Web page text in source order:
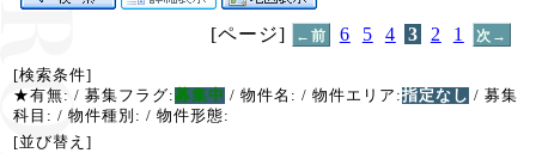
[ページ] ←前 6 5 4 3 2 1 次→
[検索条件]
★有無: / 募集フラグ:募集中 / 物件名: / 物件エリア:指定なし / 募集
科目: / 物件種別: / 物件形態:
[並び替え]